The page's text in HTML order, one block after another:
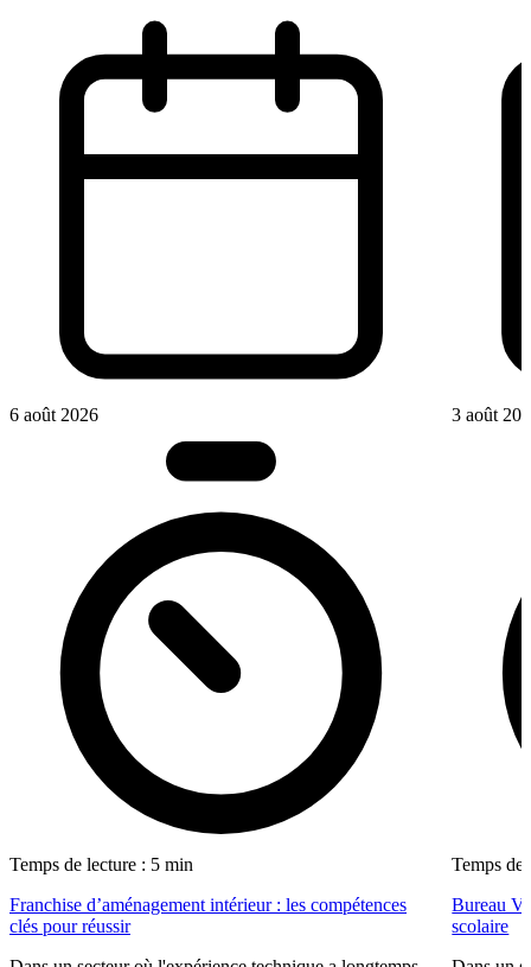
6 août 2026
Temps de lecture : 5 min
Franchise d’aménagement intérieur : les compétences
clés pour réussir
3 août
Temps de
Bureau
scolaire